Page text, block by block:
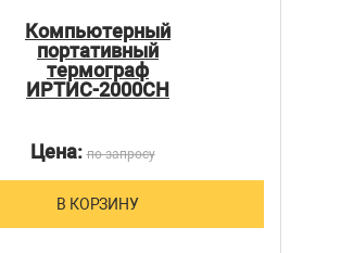
Компьютерный
портативный
термограф
ИРТИС-2000CH
Цена:по запросу
В КОРЗИНУ